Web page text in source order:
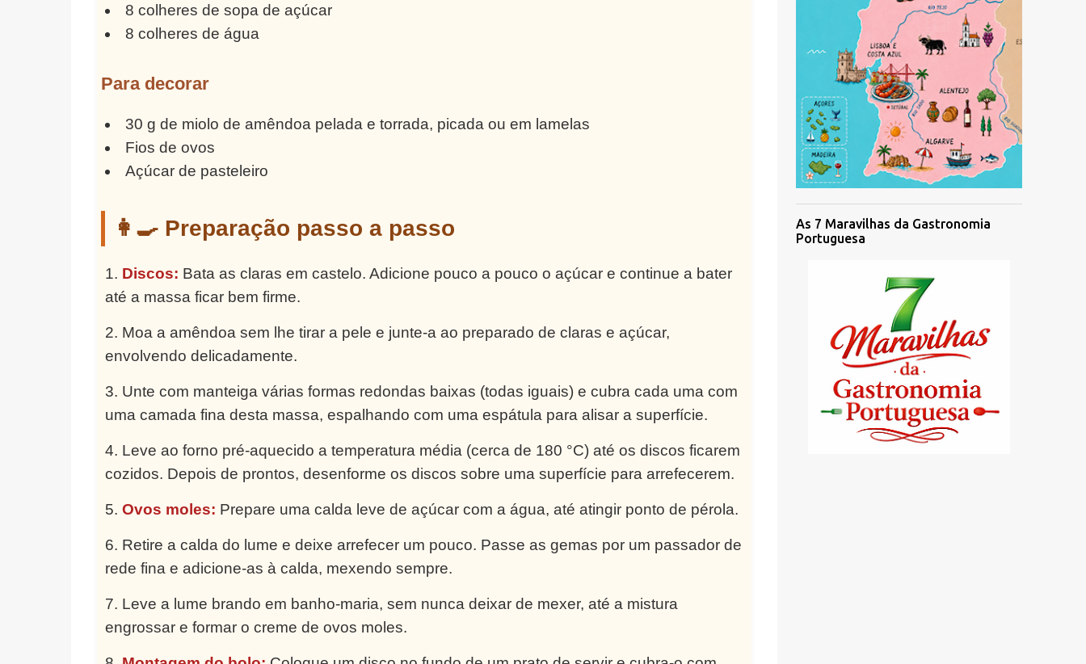
8 colheres de sopa de açúcar
8 colheres de água
Para decorar
30 g de miolo de amêndoa pelada e torrada, picada ou em lamelas
Fios de ovos
Açúcar de pasteleiro
👩‍🍳 Preparação passo a passo
Discos: Bata as claras em castelo. Adicione pouco a pouco o açúcar e continue a bater
até a massa ficar bem firme.
Moa a amêndoa sem lhe tirar a pele e junte-a ao preparado de claras e açúcar,
envolvendo delicadamente.
Unte com manteiga várias formas redondas baixas (todas iguais) e cubra cada uma com
uma camada fina desta massa, espalhando com uma espátula para alisar a superfície.
Leve ao forno pré-aquecido a temperatura média (cerca de 180 °C) até os discos ficarem
cozidos. Depois de prontos, desenforme os discos sobre uma superfície para arrefecerem.
Ovos moles: Prepare uma calda leve de açúcar com a água, até atingir ponto de pérola.
Retire a calda do lume e deixe arrefecer um pouco. Passe as gemas por um passador de
rede fina e adicione-as à calda, mexendo sempre.
Leve a lume brando em banho-maria, sem nunca deixar de mexer, até a mistura
engrossar e formar o creme de ovos moles.
As 7 Maravilhas da Gastronomia
Portuguesa